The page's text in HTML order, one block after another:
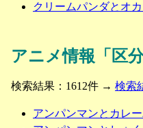
クリームパンダとオ
アニメ情報「区分
検索結果：1612件 → 検索
アンパンマンとカレ